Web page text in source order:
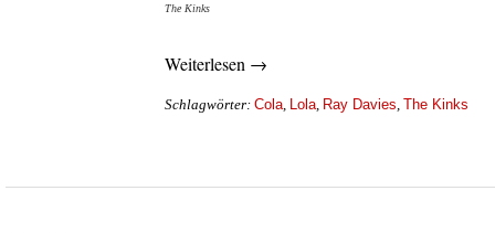
The Kinks
Weiterlesen →
Schlagwörter: Cola, Lola, Ray Davies, The Kinks